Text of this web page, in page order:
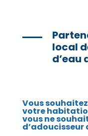
local
d’eau
Vous
votre
vous ne
d’adoucisseur